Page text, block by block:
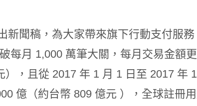
新聞稿，為大家帶來旗下行動支付服務
每月 1,000 萬筆大關，每月交易金額
，且從 2017 年 1 月 1 日至 2017 年
億（約台幣 809 億元 ），全球註冊